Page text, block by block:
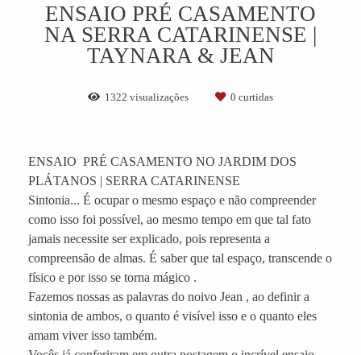
ENSAIO PRÉ CASAMENTO
NA SERRA CATARINENSE |
TAYNARA & JEAN
1322 visualizações 0 curtidas
ENSAIO PRÉ CASAMENTO NO JARDIM DOS
PLÁTANOS | SERRA CATARINENSE
Sintonia... É ocupar o mesmo espaço e não compreender
como isso foi possível, ao mesmo tempo em que tal fato
jamais necessite ser explicado, pois representa a
compreensão de almas. É saber que tal espaço, transcende o
físico e por isso se torna mágico .
Fazemos nossas as palavras do noivo Jean , ao definir a
sintonia de ambos, o quanto é visível isso e o quanto eles
amam viver isso também.